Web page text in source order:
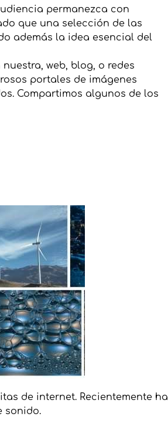
permanezca con
que una selección de las
además la idea esencial del
web, blog, o redes
portales de imágenes
Compartimos algunos de los
de internet. Recientemente ha
sonido.